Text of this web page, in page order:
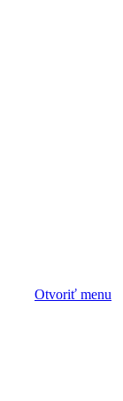
Otvoriť menu